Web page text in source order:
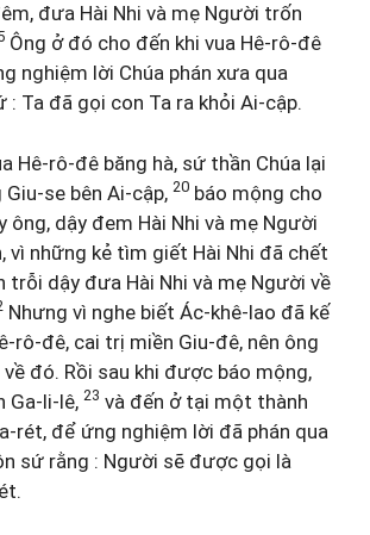
đưa Hài Nhi và mẹ Người trốn
Ông ở đó cho đến khi vua Hê-rô-đê
nghiệm lời Chúa phán xưa qua
: Ta đã gọi con Ta ra khỏi Ai-cập.
Hê-rô-đê băng hà, sứ thần Chúa lại
se bên Ai-cập, 20 báo mộng cho
ông, dậy đem Hài Nhi và mẹ Người
vì những kẻ tìm giết Hài Nhi đã chết
trỗi dậy đưa Hài Nhi và mẹ Người về
Nhưng vì nghe biết Ác-khê-lao đã kế
rô-đê, cai trị miền Giu-đê, nên ông
đó. Rồi sau khi được báo mộng,
Ga-li-lê, 23 và đến ở tại một thành
rét, để ứng nghiệm lời đã phán qua
sứ rằng : Người sẽ được gọi là